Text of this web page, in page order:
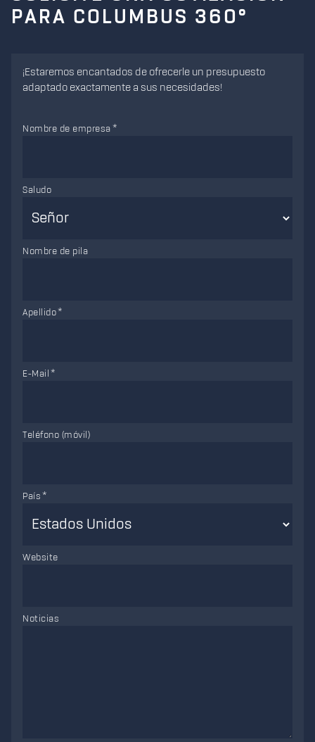
PARA COLUMBUS 360°
¡Estaremos encantados de ofrecerle un presupuesto
adaptado exactamente a sus necesidades!
Nombre de empresa
Saludo
Nombre de pila
Apellido
E-Mail
Teléfono (móvil)
País
Website
Noticias